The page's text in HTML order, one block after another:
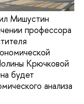
Мишустин
профессора
Крючковой
будет
анализа